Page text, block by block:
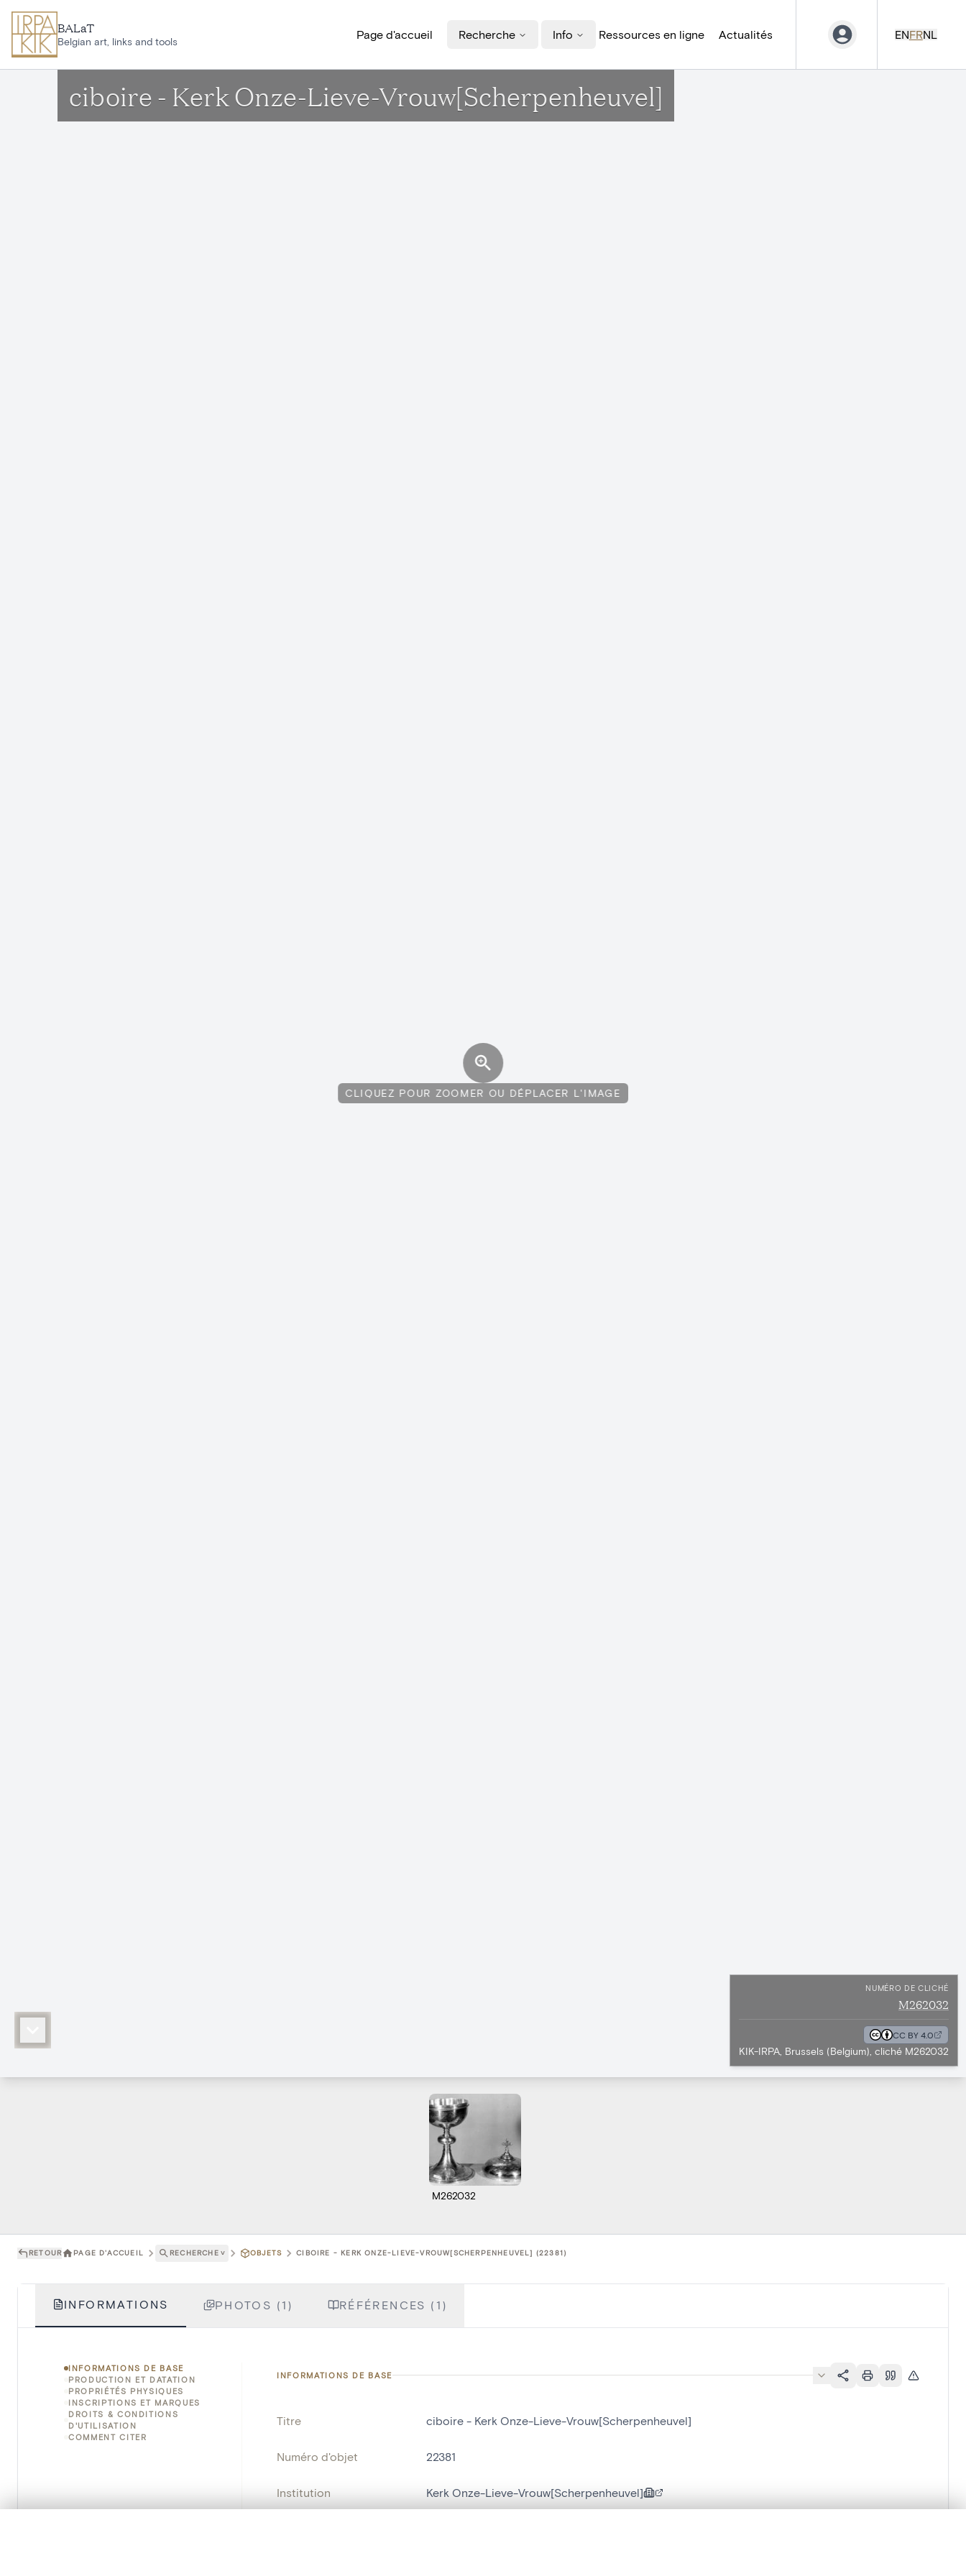
BALaT
Belgian art, links and tools
Page d'accueil Recherche Info Ressources en ligne Actualités ENFRNL
ciboire - Kerk Onze-Lieve-Vrouw[Scherpenheuvel]
CLIQUEZ POUR ZOOMER OU DÉPLACER L'IMAGE
NUMÉRO DE CLICHÉ
M262032
CC BY 4.0
KIK-IRPA, Brussels (Belgium), cliché M262032
M262032
RETOUR PAGE D'ACCUEIL RECHERCHE ˅ OBJETS CIBOIRE - KERK ONZE-LIEVE-VROUW[SCHERPENHEUVEL] (22381)
INFORMATIONS PHOTOS (1) RÉFÉRENCES (1)
INFORMATIONS DE BASE
PRODUCTION ET DATATION
PROPRIÉTÉS PHYSIQUES
INSCRIPTIONS ET MARQUES
DROITS & CONDITIONS
D'UTILISATION
COMMENT CITER
INFORMATIONS DE BASE
Titre ciboire - Kerk Onze-Lieve-Vrouw[Scherpenheuvel]
Numéro d'objet 22381
Institution Kerk Onze-Lieve-Vrouw[Scherpenheuvel]